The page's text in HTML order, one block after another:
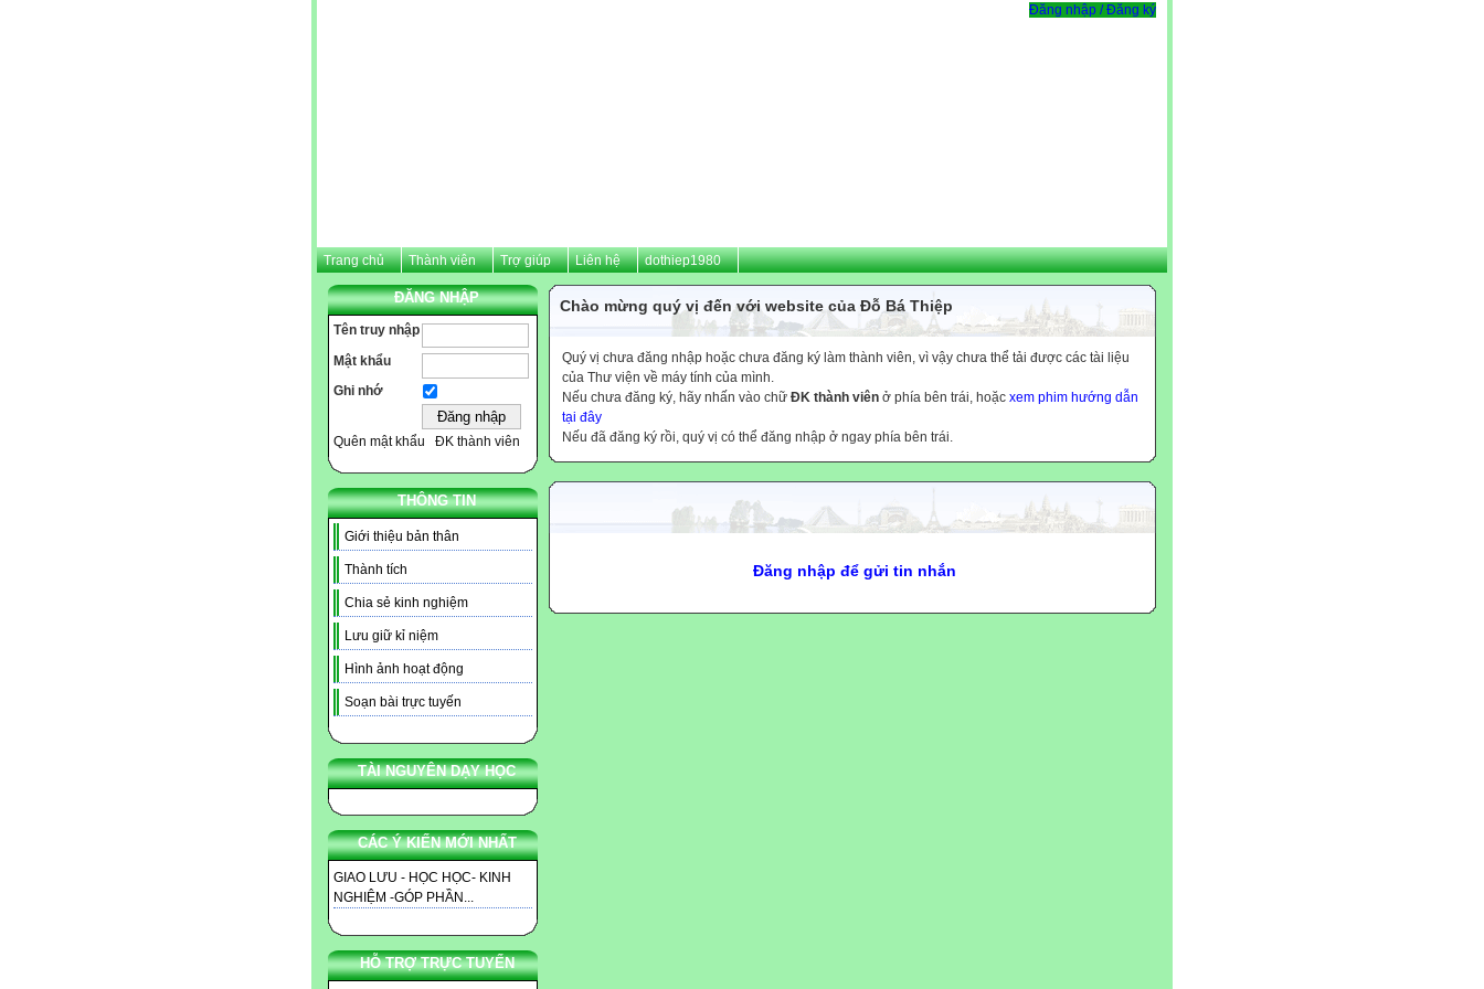
Đăng nhập / Đăng ký
Trang chủ Thành viên Trợ giúp Liên hệ dothiep1980
ĐĂNG NHẬP
Tên truy nhập
Mật khẩu
Ghi nhớ
Quên mật khẩu ĐK thành viên
THÔNG TIN
Giới thiệu bản thân
Thành tích
Chia sẻ kinh nghiệm
Lưu giữ kỉ niệm
Hình ảnh hoạt động
Soạn bài trực tuyến
TÀI NGUYÊN DẠY HỌC
CÁC Ý KIẾN MỚI NHẤT
GIAO LƯU - HỌC HỌC- KINH
NGHIỆM -GÓP PHẦN...
HỖ TRỢ TRỰC TUYẾN
Chào mừng quý vị đến với website của Đỗ Bá Thiệp
Quý vị chưa đăng nhập hoặc chưa đăng ký làm thành viên, vì vậy chưa thể tải được các tài liệu
của Thư viện về máy tính của mình.
Nếu chưa đăng ký, hãy nhấn vào chữ ĐK thành viên ở phía bên trái, hoặc xem phim hướng dẫn
tại đây
Nếu đã đăng ký rồi, quý vị có thể đăng nhập ở ngay phía bên trái.
Đăng nhập để gửi tin nhắn